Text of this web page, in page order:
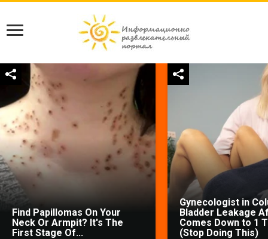
Find Papillomas On Your
Neck Or Armpit? It's The
First Stage Of...
Gynecologist in
Bladder Leakage
Comes Down to 1
(Stop Doing This)